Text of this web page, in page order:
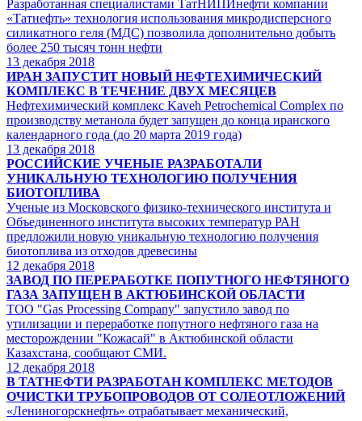
Разработанная специалистами ТатНИПИнефти компании
«Татнефть» технология использования микродисперсного
силикатного геля (МДС) позволила дополнительно добыть
более 250 тысяч тонн нефти
13 декабря 2018
ИРАН ЗАПУСТИТ НОВЫЙ НЕФТЕХИМИЧЕСКИЙ
КОМПЛЕКС В ТЕЧЕНИЕ ДВУХ МЕСЯЦЕВ
Нефтехимический комплекс Kaveh Petrochemical Complex по
производству метанола будет запущен до конца иранского
календарного года (до 20 марта 2019 года)
13 декабря 2018
РОССИЙСКИЕ УЧЕНЫЕ РАЗРАБОТАЛИ
УНИКАЛЬНУЮ ТЕХНОЛОГИЮ ПОЛУЧЕНИЯ
БИОТОПЛИВА
Ученые из Московского физико-технического института и
Объединенного института высоких температур РАН
предложили новую уникальную технологию получения
биотоплива из отходов древесины
12 декабря 2018
ЗАВОД ПО ПЕРЕРАБОТКЕ ПОПУТНОГО НЕФТЯНОГО
ГАЗА ЗАПУЩЕН В АКТЮБИНСКОЙ ОБЛАСТИ
ТОО "Gas Processing Company" запустило завод по
утилизации и переработке попутного нефтяного газа на
месторождении "Кожасай" в Актюбинской области
Казахстана, сообщают СМИ.
12 декабря 2018
В ТАТНЕФТИ РАЗРАБОТАН КОМПЛЕКС МЕТОДОВ
ОЧИСТКИ ТРУБОПРОВОДОВ ОТ СОЛЕОТЛОЖЕНИЙ
«Лениногорскнефть» отрабатывает механический,